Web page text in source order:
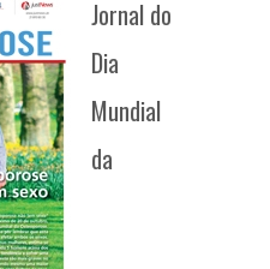
Jornal do
Dia
Mundial
da